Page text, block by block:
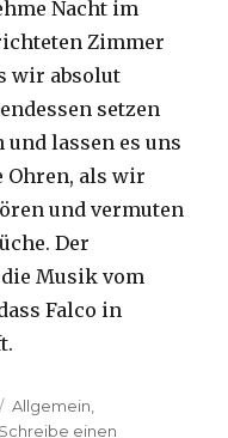
Nacht im
Zimmer
wir absolut
setzen
lassen es uns
Ohren, als wir
und vermuten
Der
Musik vom
Falco in
Kategorien
Allgemein
Schreibe einen